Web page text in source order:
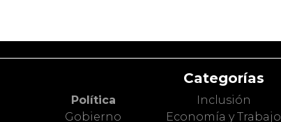
Categorías
Política
Gobierno
Inclusión
Economía y Trabajo